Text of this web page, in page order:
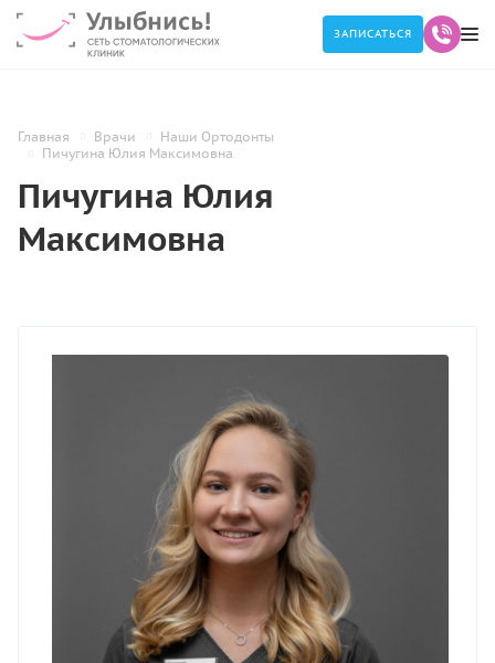
ЗАПИСАТЬСЯ
Главная Врачи
Наши Ортодонты
Пичугина Юлия Максимовна
Пичугина Юлия
Максимовна